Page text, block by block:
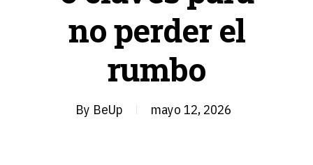
no perder el
rumbo
By BeUp mayo 12, 2026